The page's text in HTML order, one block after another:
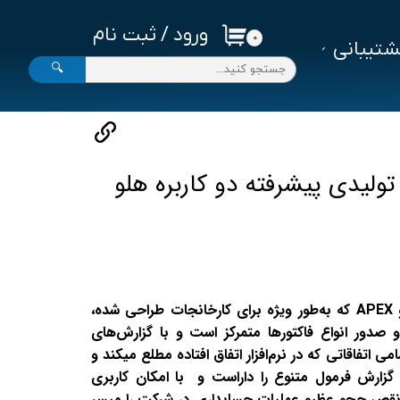
ورود / ثبت نام
خروج از حساب کاربری
۰
🔍
پیشرفته دو کاربره هلو
نرم‌افزار حسابداری تولیدی هلو APEX که به‌طور ویژه برای کارخانجات طراحی شده،
و صدور انواع فاکتورها متمرکز است و با گزارش‌های
اتفاقاتی که در نرم‌افزار اتفاق افتاده مطلع میکند و
گزارش فرمول متنوع را داراست و با امکان کاربری